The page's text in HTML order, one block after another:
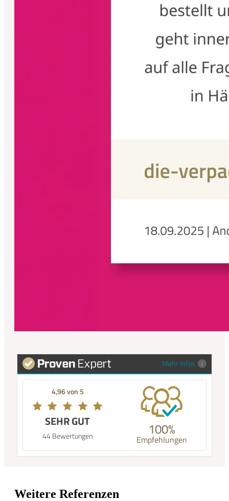
Mehr Infos
4,96 von 5
SEHR GUT
44 Bewertungen 100%
Empfehlungen
Weitere Referenzen